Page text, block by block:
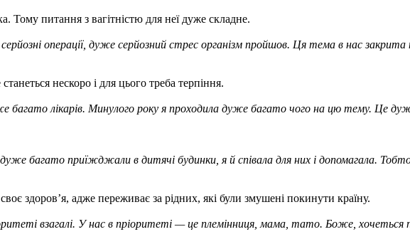
Тому питання з вагітністю для неї дуже складне.
операції, дуже серйозний стрес організм пройшов. Ця тема в нас
нескоро і для цього треба терпіння.
багато лікарів. Минулого року я проходила дуже багато чого на цю тему. Це
багато приїжджали в дитячі будинки, я й співала для них і допомагала.
здоров’я, адже переживає за рідних, які були змушені покинути країну.
взагалі. У нас в пріоритеті — це племінниця, мама, тато. Боже, хочеться